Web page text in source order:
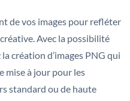
de vos images pour refléter
Avec la possibilité
création d’images PNG qui
mise à jour pour les
standard ou de haute